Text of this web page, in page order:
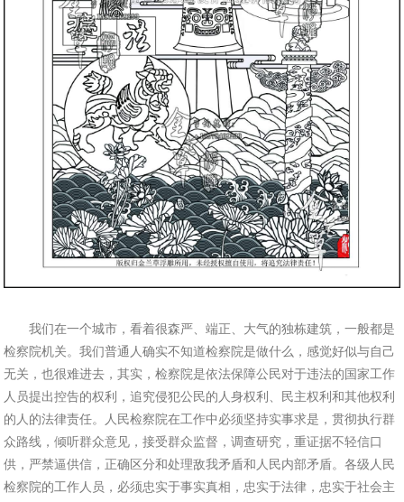
我们在一个城市，看着很森严、端正、大气的独栋建筑，一般都是
检察院机关。我们普通人确实不知道检察院是做什么，感觉好似与自己
无关，也很难进去，其实，检察院是依法保障公民对于违法的国家工作
人员提出控告的权利，追究侵犯公民的人身权利、民主权利和其他权利
的人的法律责任。人民检察院在工作中必须坚持实事求是，贯彻执行群
众路线，倾听群众意见，接受群众监督，调查研究，重证据不轻信口
供，严禁逼供信，正确区分和处理敌我矛盾和人民内部矛盾。各级人民
检察院的工作人员，必须忠实于事实真相，忠实于法律，忠实于社会主